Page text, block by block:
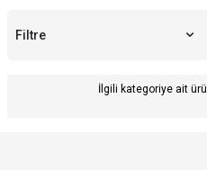
Filtre
İlgili kategoriye ait